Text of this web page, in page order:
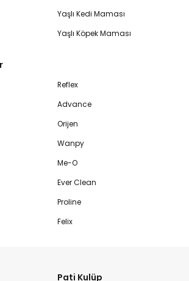
Yaşlı Kedi Maması
Yaşlı Köpek Maması
Reflex
Advance
Orijen
Wanpy
Me-O
Ever Clean
Proline
Felix
Pati Kulüp